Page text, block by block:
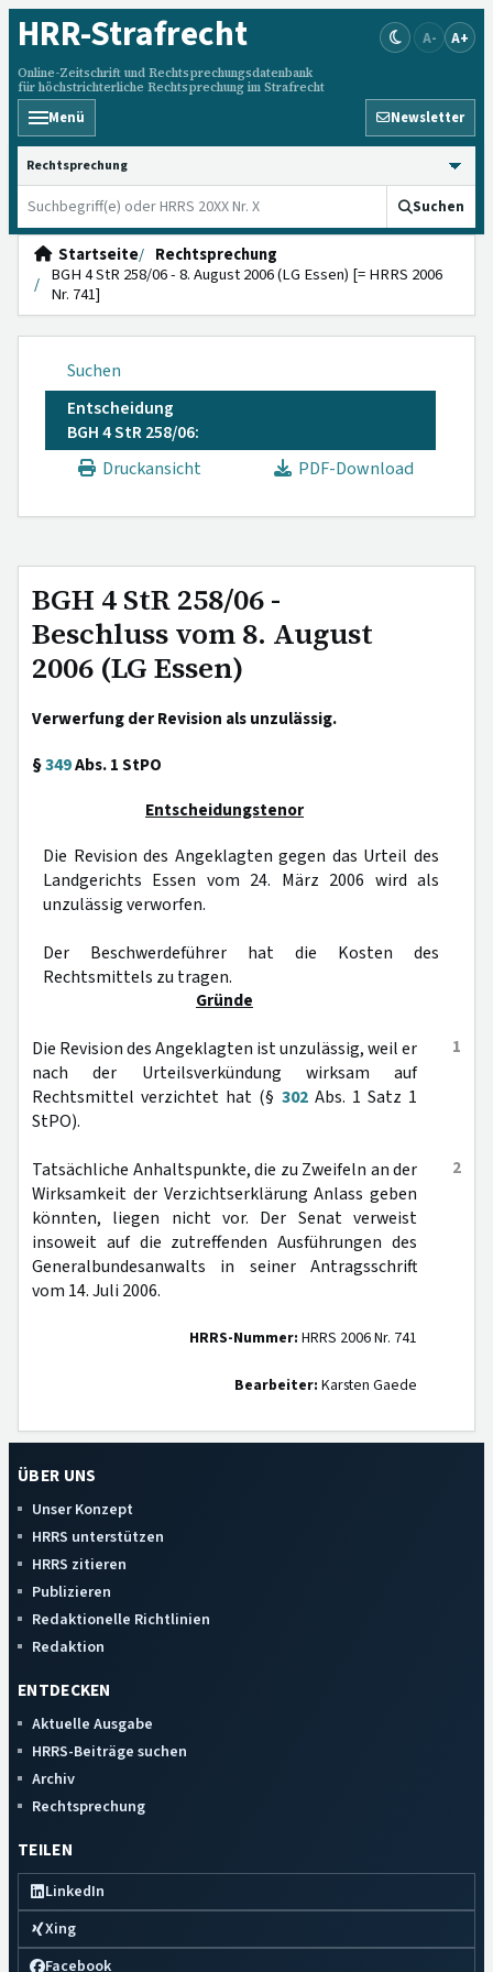
HRR-Strafrecht
Online-Zeitschrift und Rechtsprechungsdatenbank
für höchstrichterliche Rechtsprechung im Strafrecht
A- A+
Menü Newsletter
HRRS durchsuchen
Suchen
Startseite
Rechtsprechung
BGH 4 StR 258/06 - 8. August 2006 (LG Essen) [= HRRS 2006
Nr. 741]
Suchen
Entscheidung
BGH 4 StR 258/06:
Druckansicht
PDF-Download
BGH 4 StR 258/06 -
Beschluss vom 8. August
2006 (LG Essen)
Verwerfung der Revision als unzulässig.
§349Abs. 1 StPO
Entscheidungstenor
Die Revision des Angeklagten gegen das Urteil des
Landgerichts Essen vom 24. März 2006 wird als
unzulässig verworfen.
Der Beschwerdeführer hat die Kosten des
Rechtsmittels zu tragen.
Gründe
1
Die Revision des Angeklagten ist unzulässig, weil er
nach der Urteilsverkündung wirksam auf
Rechtsmittel verzichtet hat (§ 302Abs. 1 Satz 1
StPO).
2
Tatsächliche Anhaltspunkte, die zu Zweifeln an der
Wirksamkeit der Verzichtserklärung Anlass geben
könnten, liegen nicht vor. Der Senat verweist
insoweit auf die zutreffenden Ausführungen des
Generalbundesanwalts in seiner Antragsschrift
vom 14. Juli 2006.
HRRS-Nummer: HRRS 2006 Nr. 741
Bearbeiter: Karsten Gaede
ÜBER UNS
Unser Konzept
HRRS unterstützen
HRRS zitieren
Publizieren
Redaktionelle Richtlinien
Redaktion
ENTDECKEN
Aktuelle Ausgabe
HRRS-Beiträge suchen
Archiv
Rechtsprechung
TEILEN
LinkedIn
Xing
Facebook